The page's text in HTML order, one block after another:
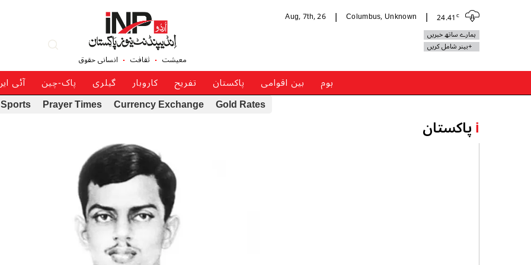
24.41c
Columbus, Unknown
Aug, 7th, 26
ہمارے ساتھ خبریں
+بینر شامل کریں
معیشت ثقافت انسانی حقوق
ہوم بین اقوامی پاکستان تفریح کاروبار گیلری پاک-چین آئی
Gold Rates
Currency Exchange
Prayer Times
Sports
iپاکستان